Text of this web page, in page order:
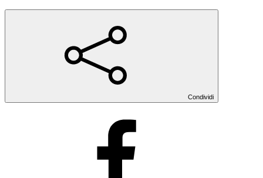
Condividi